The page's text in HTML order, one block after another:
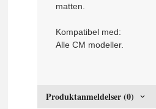
matten.
Kompatibel med:
Alle CM modeller.
Produktanmeldelser (0)